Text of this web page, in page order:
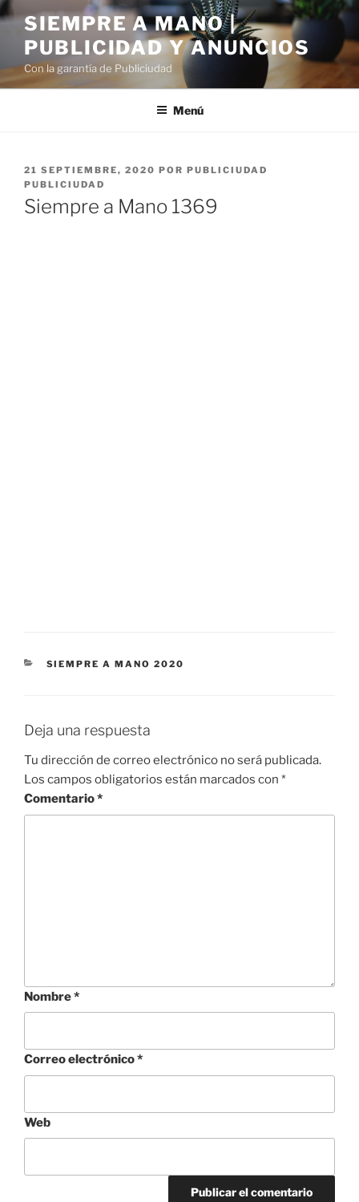
Saltar
contenido
SIEMPRE A MANO |
PUBLICIDAD Y ANUNCIOS
Con la garantía de Publiciudad
Menú
PUBLICADO
EL
21 SEPTIEMBRE, 2020 POR PUBLICIUDAD
PUBLICIUDAD
Siempre a Mano 1369
CATEGORÍAS
SIEMPRE A MANO 2020
Deja una respuesta
Tu dirección de correo electrónico no será publicada.
Los campos obligatorios están marcados con *
Comentario*
Nombre*
Correo electrónico*
Web